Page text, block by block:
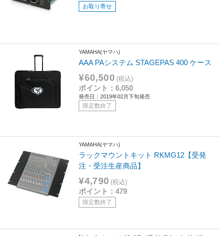
お取り寄せ
YAMAHA(ヤマハ)
AAA PAシステム STAGEPAS 400 ケース
¥60,500 (税込)
ポイント：6,050
発売日：2019年02月下旬発売
限定数終了
YAMAHA(ヤマハ)
ラックマウントキット RKMG12【受発
注・受注生産商品】
¥4,790 (税込)
ポイント：479
限定数終了